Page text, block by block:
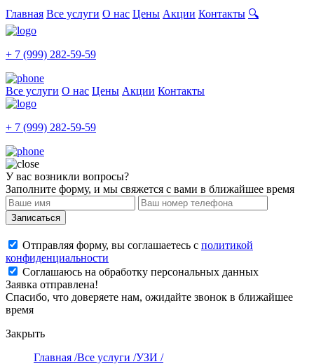
Главная Все услуги О нас Цены Акции Контакты 🔍
+ 7 (999) 282-59-59
Все услуги О нас Цены Акции Контакты
+ 7 (999) 282-59-59
У вас возникли вопросы?
Заполните форму, и мы свяжется с вами в ближайшее время
Записаться
Отправляя форму, вы соглашаетесь с политикой
конфиденциальности
Соглашаюсь на обработку персональных данных
Заявка отправлена!
Спасибо, что доверяете нам, ожидайте звонок в ближайшее
время
Закрыть
Главная /Все услуги /УЗИ /